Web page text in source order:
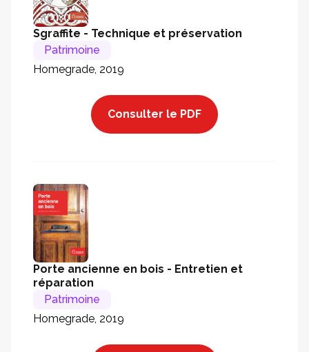
Sgraffite - Technique et préservation
Patrimoine
Homegrade, 2019
Consulter le PDF
Porte ancienne en bois - Entretien et
réparation
Patrimoine
Homegrade, 2019